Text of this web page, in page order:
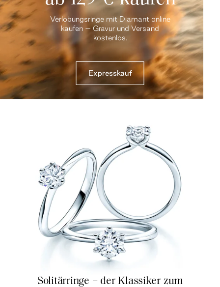
Verlobungsringe mit Diamant online
kaufen – Gravur und Versand
kostenlos.
Expresskauf
Solitärringe – der Klassiker zum